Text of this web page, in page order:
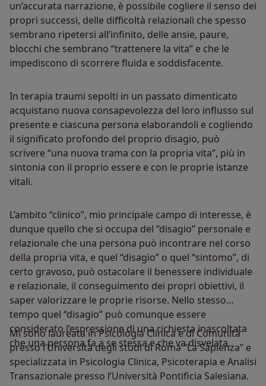
un’accurata narrazione, è possibile cogliere il senso dei
propri successi, delle difficoltà relazionali che spesso
sembrano ripetersi all’infinito, delle ansie, paure,
blocchi che sembrano “trattenere la vita” e che le
impediscono di scorrere fluida e soddisfacente.
In terapia traumi sepolti in un passato dimenticato
acquistano nuova consapevolezza del loro influsso sul
presente e ciascuna persona elaborandoli e cogliendo
il significato profondo del proprio disagio, può
scrivere “una nuova trama con la propria vita”, più in
sintonia con il proprio essere e con le proprie istanze
vitali.
L’ambito “clinico”, mio principale campo di interesse, è
dunque quello che si occupa del “disagio” personale e
relazionale che una persona può incontrare nel corso
della propria vita, e quel “disagio” o quel “sintomo”, di
certo gravoso, può ostacolare il benessere individuale
e relazionale, il conseguimento dei propri obiettivi, il
saper valorizzare le proprie risorse. Nello stesso
tempo quel “disagio” può comunque essere
considerato l’espressione di una richiesta inascoltata
che una persona fa a se stessa e che va disvelata.
Mi sono laureata in Psicologia Clinica e di Comunità
presso l’Università degli studi di Roma “La Sapienza” e
specializzata in Psicologia Clinica, Psicoterapia e Analisi
Transazionale presso l’Università Pontificia Salesiana.